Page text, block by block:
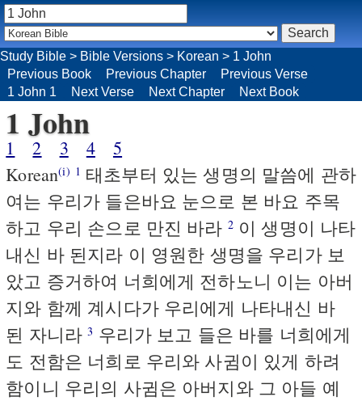
1 John
1 2 3 4
5
Korean(i) 1 태초부터 있는 생명의 말씀에 관하
여는 우리가 들은바요 눈으로 본 바요 주목
하고 우리 손으로 만진 바라 2이 생명이 나타
내신 바 된지라 이 영원한 생명을 우리가 보
았고 증거하여 너희에게 전하노니 이는 아버
지와 함께 계시다가 우리에게 나타내신 바
된 자니라3 우리가 보고 들은 바를 너희에게
도 전함은 너희로 우리와 사귐이 있게 하려
함이니 우리의 사귐은 아버지와 그 아들 예
Study Bible > Bible Versions > Korean > 1 John
Previous Book
Previous Chapter
Previous Verse
1 John 1
Next Verse Next Chapter Next Book